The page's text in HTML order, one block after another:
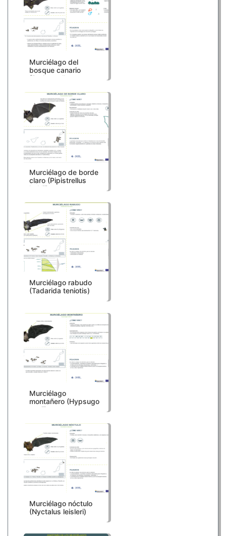
Murciélago del
bosque canario
(Barbastella
guanchae)
Murciélago de borde
claro (Pipistrellus
kuhlii)
Murciélago rabudo
(Tadarida teniotis)
Murciélago
montañero (Hypsugo
savii)
Murciélago nóctulo
(Nyctalus leisleri)